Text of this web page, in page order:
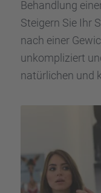
Behand­lung
Steigern Sie Ihr
nach einer
unkom­pli­ziert
natür­li­chen und